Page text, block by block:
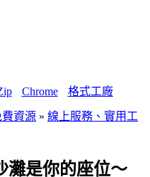
Chrome 格式工廠
資源 » 線上服務、實用工
灘是你的座位～